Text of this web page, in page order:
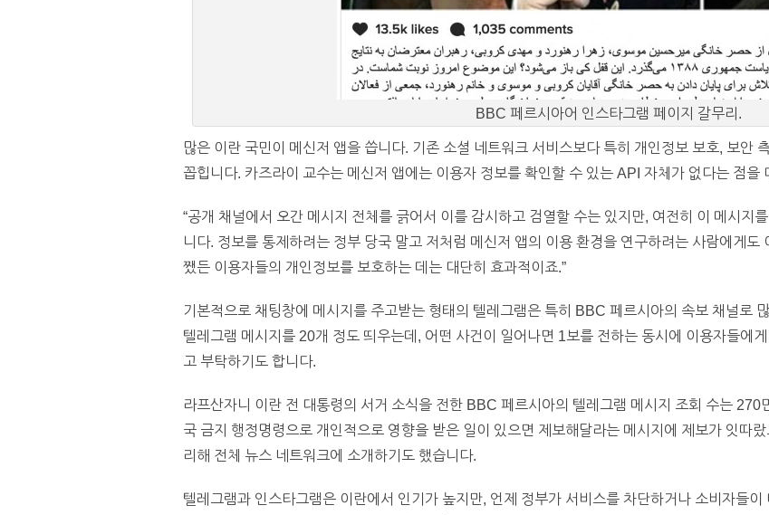
BBC 페르시아어 인스타그램 페이지 갈무리.
많은 이란 국민이 메신저 앱을 씁니다. 기존 소셜 네트워크 서비스보다 특히 개인정보 보호, 보안
꼽힙니다. 카즈라이 교수는 메신저 앱에는 이용자 정보를 확인할 수 있는 API 자체가 없다는 점을
“공개 채널에서 오간 메시지 전체를 긁어서 이를 감시하고 검열할 수는 있지만, 여전히 이 메시지
니다. 정보를 통제하려는 정부 당국 말고 저처럼 메신저 앱의 이용 환경을 연구하려는 사람에게도
쨌든 이용자들의 개인정보를 보호하는 데는 대단히 효과적이죠.”
기본적으로 채팅창에 메시지를 주고받는 형태의 텔레그램은 특히 BBC 페르시아의 속보 채널로
텔레그램 메시지를 20개 정도 띄우는데, 어떤 사건이 일어나면 1보를 전하는 동시에 이용자들에
고 부탁하기도 합니다.
라프산자니 이란 전 대통령의 서거 소식을 전한 BBC 페르시아의 텔레그램 메시지 조회 수는 270
국 금지 행정명령으로 개인적으로 영향을 받은 일이 있으면 제보해달라는 메시지에 제보가 잇따
리해 전체 뉴스 네트워크에 소개하기도 했습니다.
텔레그램과 인스타그램은 이란에서 인기가 높지만, 언제 정부가 서비스를 차단하거나 소비자들